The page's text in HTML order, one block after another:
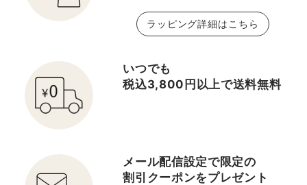
ラッピング詳細はこちら
いつでも
税込3,800円以上で送料無料
メール配信設定で限定の
割引クーポンをプレゼント